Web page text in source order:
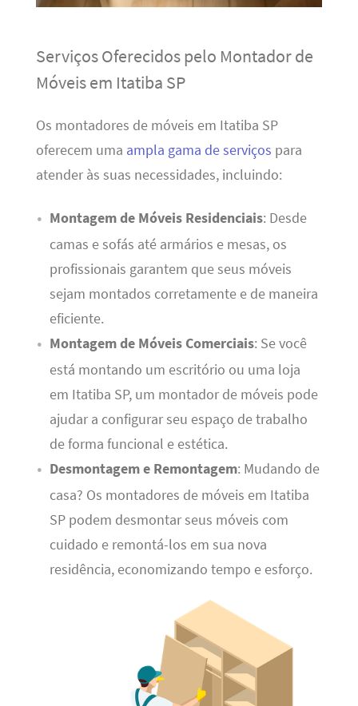
Serviços Oferecidos pelo Montador de
Móveis em Itatiba SP
Os montadores de móveis em Itatiba SP
oferecem uma ampla gama de serviços para
atender às suas necessidades, incluindo:
Montagem de Móveis Residenciais: Desde
camas e sofás até armários e mesas, os
profissionais garantem que seus móveis
sejam montados corretamente e de maneira
eficiente.
Montagem de Móveis Comerciais: Se você
está montando um escritório ou uma loja
em Itatiba SP, um montador de móveis pode
ajudar a configurar seu espaço de trabalho
de forma funcional e estética.
Desmontagem e Remontagem: Mudando de
casa? Os montadores de móveis em Itatiba
SP podem desmontar seus móveis com
cuidado e remontá-los em sua nova
residência, economizando tempo e esforço.